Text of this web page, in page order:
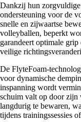
Dankzij hun zorgvuldige
ondersteuning voor de
snelle en zijwaartse
volleyballen, beperkt
garandeert optimale
veilige
De FlyteFoam-
voor dynamische
inspanning wordt
schuim valt op door zijn
langdurig te bewaren,
tijdens trainingssessies